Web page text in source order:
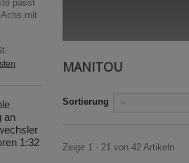
passt
mit
an
1:32
MANITOU
Sortierung --
Zeige 1 - 21 von 42 Artikeln